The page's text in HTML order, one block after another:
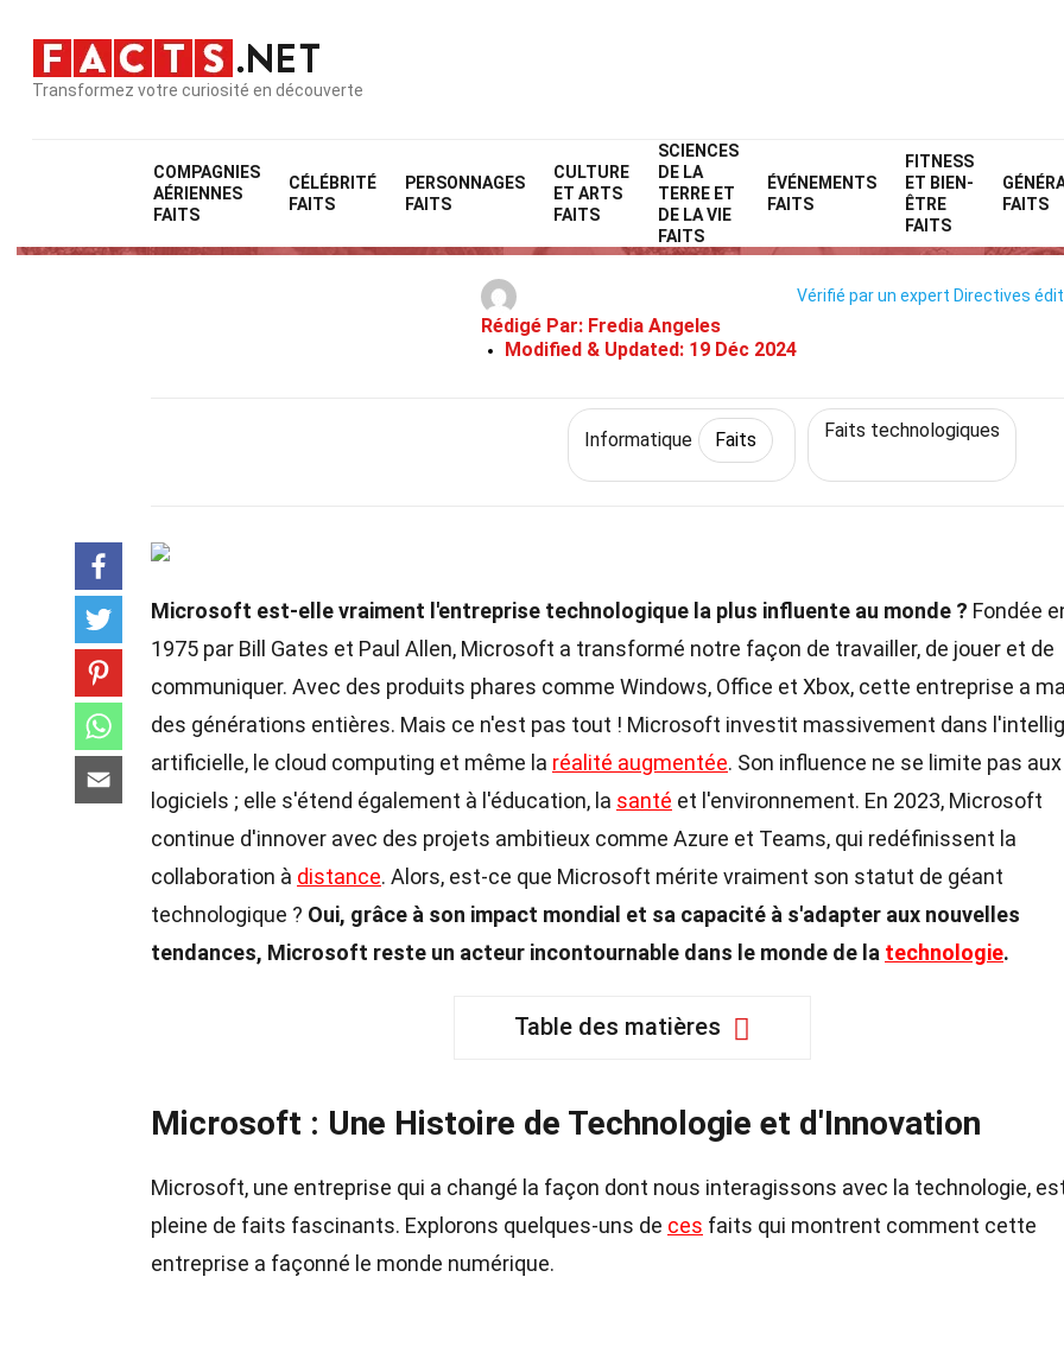
Transformez votre curiosité en découverte
COMPAGNIES
AÉRIENNES
FAITS
CÉLÉBRITÉ
FAITS
PERSONNAGES
FAITS
CULTURE
ET ARTS
FAITS
SCIENCES
DE LA
TERRE ET
DE LA VIE
FAITS
ÉVÉNEMENTS
FAITS
FITNESS
ET BIEN-
ÊTRE
FAITS
FAITS
Home Technologie et sciences Informatique
35 Faits Sur Microsoft
Rédigé Par: Fredia Angeles
Modified & Updated: 19 Déc 2024
Vérifié par un expert Directives
Informatique Faits Faits technologiques
Microsoft est-elle vraiment l'entreprise technologique la plus influente au monde ? Fondée
1975 par Bill Gates et Paul Allen, Microsoft a transformé notre façon de travailler, de jouer et de
communiquer. Avec des produits phares comme Windows, Office et Xbox, cette entreprise a
des générations entières. Mais ce n'est pas tout ! Microsoft investit massivement dans
artificielle, le cloud computing et même la réalité augmentée. Son influence ne se limite pas aux
logiciels ; elle s'étend également à l'éducation, la santé et l'environnement. En 2023, Microsoft
continue d'innover avec des projets ambitieux comme Azure et Teams, qui redéfinissent la
collaboration à distance. Alors, est-ce que Microsoft mérite vraiment son statut de géant
technologique ? Oui, grâce à son impact mondial et sa capacité à s'adapter aux nouvelles
tendances, Microsoft reste un acteur incontournable dans le monde de la technologie.
Table des matières
Microsoft : Une Histoire de Technologie et d'Innovation
Microsoft, une entreprise qui a changé la façon dont nous interagissons avec la technologie,
pleine de faits fascinants. Explorons quelques-uns de ces faits qui montrent comment cette
entreprise a façonné le monde numérique.